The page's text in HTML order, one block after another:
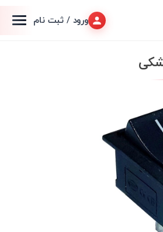
ورود / ثبت نام